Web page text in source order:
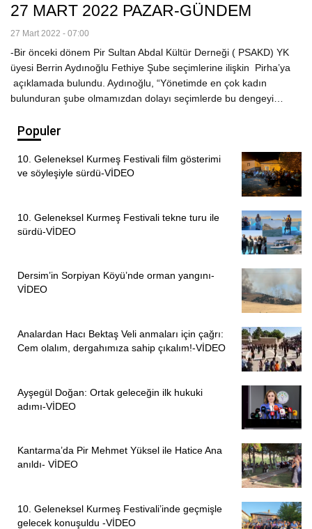
27 MART 2022 PAZAR-GÜNDEM
27 Mart 2022 - 07:00
-Bir önceki dönem Pir Sultan Abdal Kültür Derneği ( PSAKD) YK
üyesi Berrin Aydınoğlu Fethiye Şube seçimlerine ilişkin Pirha’ya
açıklamada bulundu. Aydınoğlu, “Yönetimde en çok kadın
bulunduran şube olmamızdan dolayı seçimlerde bu dengeyi…
Populer
10. Geleneksel Kurmeş Festivali film gösterimi
ve söyleşiyle sürdü-VİDEO
10. Geleneksel Kurmeş Festivali tekne turu ile
sürdü-VİDEO
Dersim’in Sorpiyan Köyü’nde orman yangını-
VİDEO
Analardan Hacı Bektaş Veli anmaları için çağrı:
Cem olalım, dergahımıza sahip çıkalım!-VİDEO
Ayşegül Doğan: Ortak geleceğin ilk hukuki
adımı-VİDEO
Kantarma’da Pir Mehmet Yüksel ile Hatice Ana
anıldı- VİDEO
10. Geleneksel Kurmeş Festivali’inde geçmişle
gelecek konuşuldu -VİDEO